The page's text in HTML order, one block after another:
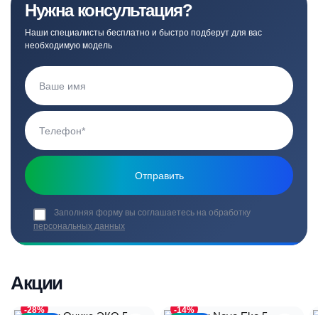
Нужна консультация?
Наши специалисты бесплатно и быстро подберут для вас
необходимую модель
Заполняя форму вы соглашаетесь на обработку
персональных данных
Акции
-28% -14%